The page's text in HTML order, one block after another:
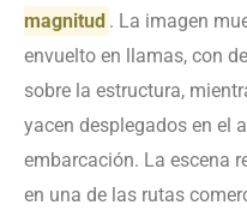
magnitud . La imagen
envuelto en llamas, con
sobre la estructura,
yacen desplegados en el
embarcación. La escena
en una de las rutas